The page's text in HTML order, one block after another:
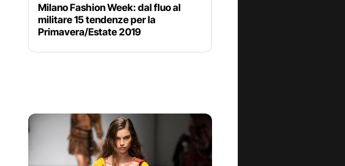
Milano Fashion Week: dal fluo al
militare 15 tendenze per la
Primavera/Estate 2019